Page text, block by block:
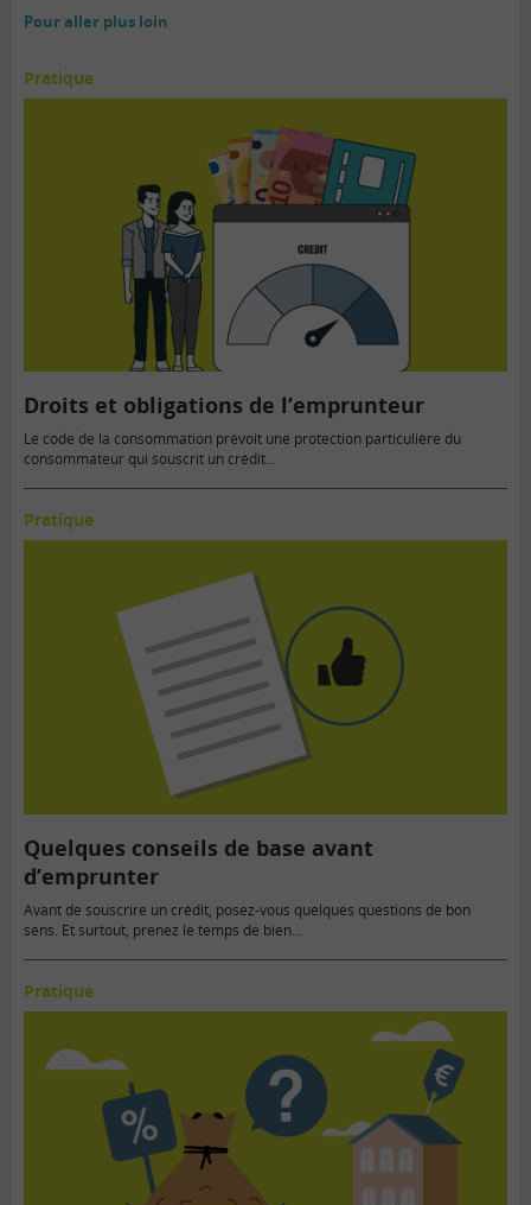
Pour aller plus loin
Pratique
Droits et obligations de l’emprunteur
Le code de la consommation prévoit une protection particulière du
consommateur qui souscrit un crédit...
Pratique
Quelques conseils de base avant
d’emprunter
Avant de souscrire un crédit, posez-vous quelques questions de bon
sens. Et surtout, prenez le temps de bien…
Pratique